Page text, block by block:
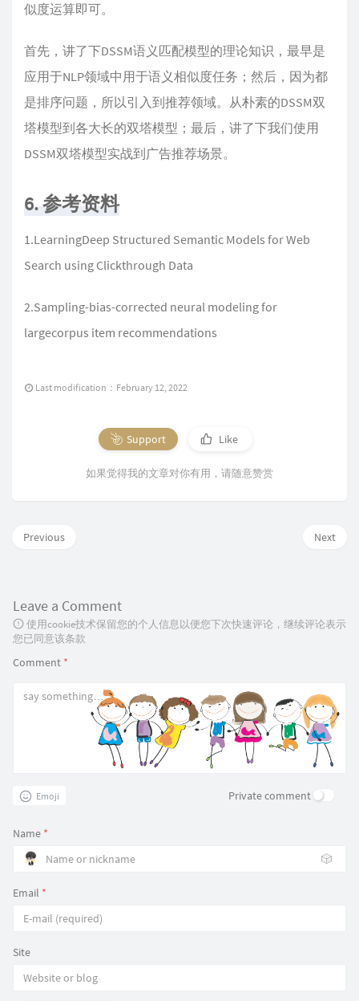
似度运算即可。
首先，讲了下DSSM语义匹配模型的理论知识，最早是
应用于NLP领域中用于语义相似度任务；然后，因为都
是排序问题，所以引入到推荐领域。从朴素的DSSM双
塔模型到各大长的双塔模型；最后，讲了下我们使用
DSSM双塔模型实战到广告推荐场景。
6. 参考资料
1.LearningDeep Structured Semantic Models for Web
Search using Clickthrough Data
2.Sampling-bias-corrected neural modeling for
largecorpus item recommendations
Last modification：February 12, 2022
Support Like
如果觉得我的文章对你有用，请随意赞赏
Next
Previous
Leave a Comment
使用cookie技术保留您的个人信息以便您下次快速评论，继续评论表示
您已同意该条款
Comment *
Emoji Private comment
Name *
🎲
Email *
Site